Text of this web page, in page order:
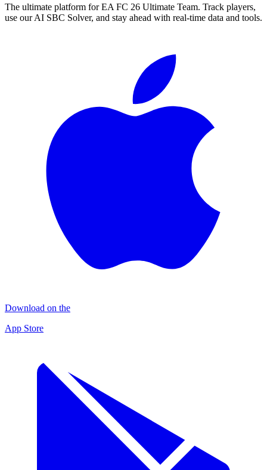
The ultimate platform for EA FC 26 Ultimate Team. Track players,
use our AI SBC Solver, and stay ahead with real-time data and tools.
Download on the
App Store